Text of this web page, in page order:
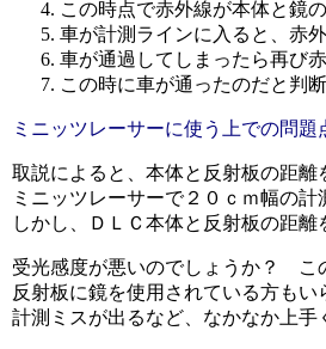
この時点で赤外線が本体と鏡
車が計測ラインに入ると、赤
車が通過してしまったら再び
この時に車が通ったのだと判
ミニッツレーサーに使う上での問題
取説によると、本体と反射板の距離
ミニッツレーサーで２０ｃｍ幅の計
しかし、ＤＬＣ本体と反射板の距離
受光感度が悪いのでしょうか？ こ
反射板に鏡を使用されている方も
計測ミスが出るなど、なかなか上手